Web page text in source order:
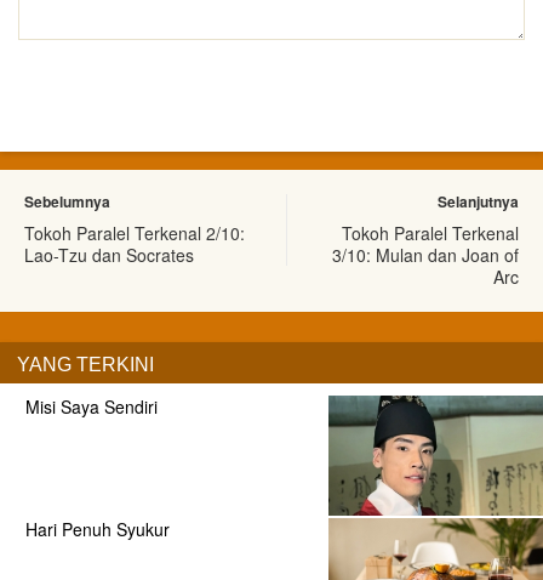
Sebelumnya
Tokoh Paralel Terkenal 2/10:
Lao-Tzu dan Socrates
Selanjutnya
Tokoh Paralel Terkenal
3/10: Mulan dan Joan of
Arc
YANG TERKINI
Misi Saya Sendiri
Hari Penuh Syukur